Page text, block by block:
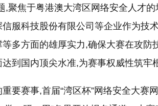
,聚焦于粤港澳大湾区网络安全人才
服科技股份有限公司等企业作为技
多方面的雄厚实力,确保大赛在攻防
到国内顶尖水准,为赛事权威性筑牢
要赛事,首届“湾区杯”网络安全大赛